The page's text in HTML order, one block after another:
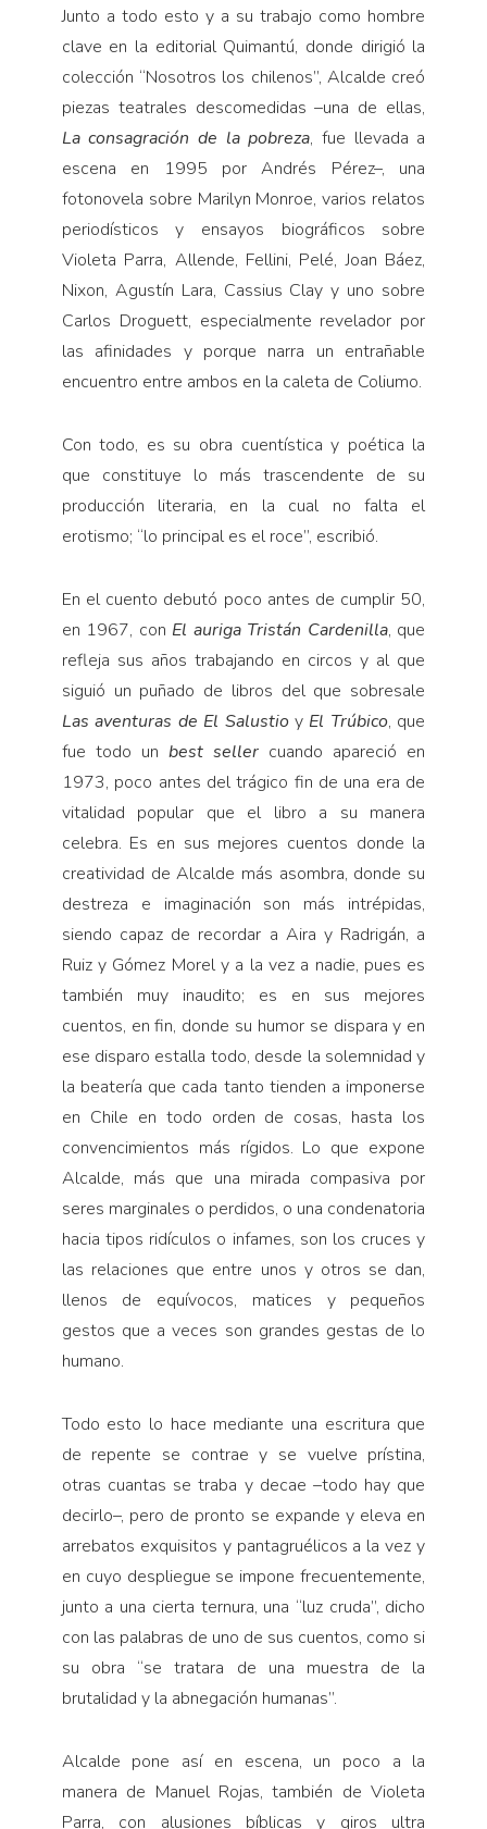
Junto a todo esto y a su trabajo como hombre
clave en la editorial Quimantú, donde dirigió la
colección “Nosotros los chilenos”, Alcalde creó
piezas teatrales descomedidas –una de ellas,
La consagración de la pobreza, fue llevada a
escena en 1995 por Andrés Pérez–, una
fotonovela sobre Marilyn Monroe, varios relatos
periodísticos y ensayos biográficos sobre
Violeta Parra, Allende, Fellini, Pelé, Joan Báez,
Nixon, Agustín Lara, Cassius Clay y uno sobre
Carlos Droguett, especialmente revelador por
las afinidades y porque narra un entrañable
encuentro entre ambos en la caleta de Coliumo.
Con todo, es su obra cuentística y poética la
que constituye lo más trascendente de su
producción literaria, en la cual no falta el
erotismo; “lo principal es el roce”, escribió.
En el cuento debutó poco antes de cumplir 50,
en 1967, con El auriga Tristán Cardenilla, que
refleja sus años trabajando en circos y al que
siguió un puñado de libros del que sobresale
Las aventuras de El Salustioy El Trúbico, que
fue todo un best seller cuando apareció en
1973, poco antes del trágico fin de una era de
vitalidad popular que el libro a su manera
celebra. Es en sus mejores cuentos donde la
creatividad de Alcalde más asombra, donde su
destreza e imaginación son más intrépidas,
siendo capaz de recordar a Aira y Radrigán, a
Ruiz y Gómez Morel y a la vez a nadie, pues es
también muy inaudito; es en sus mejores
cuentos, en fin, donde su humor se dispara y en
ese disparo estalla todo, desde la solemnidad y
la beatería que cada tanto tienden a imponerse
en Chile en todo orden de cosas, hasta los
convencimientos más rígidos. Lo que expone
Alcalde, más que una mirada compasiva por
seres marginales o perdidos, o una condenatoria
hacia tipos ridículos o infames, son los cruces y
las relaciones que entre unos y otros se dan,
llenos de equívocos, matices y pequeños
gestos que a veces son grandes gestas de lo
humano.
Todo esto lo hace mediante una escritura que
de repente se contrae y se vuelve prístina,
otras cuantas se traba y decae –todo hay que
decirlo–, pero de pronto se expande y eleva en
arrebatos exquisitos y pantagruélicos a la vez y
en cuyo despliegue se impone frecuentemente,
junto a una cierta ternura, una “luz cruda”, dicho
con las palabras de uno de sus cuentos, como si
su obra “se tratara de una muestra de la
brutalidad y la abnegación humanas”.
Alcalde pone así en escena, un poco a la
manera de Manuel Rojas, también de Violeta
Parra, con alusiones bíblicas y giros ultra